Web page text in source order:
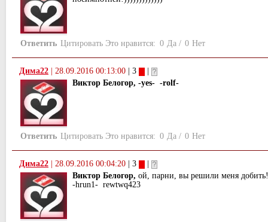
Ответить Цитировать Это нравится: 0 Да / 0 Нет
Дима22 28.09.2016 00:13:00 | 3
Виктор Белогор, -yes- -rolf-
Ответить Цитировать Это нравится: 0 Да / 0 Нет
Дима22 28.09.2016 00:04:20 | 3
Виктор Белогор, ой, парни, вы решили меня
-hrun1- rewtwq423